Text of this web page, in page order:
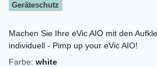
Geräteschutz
Machen Sie Ihre eVic AIO mit den
individuell - Pimp up your eVic AIO!
Farbe: white